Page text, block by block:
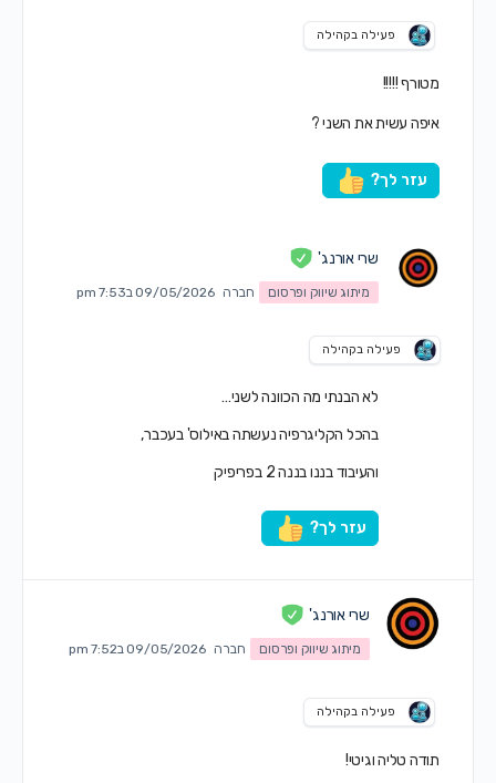
פעילה בקהילה
מטורף !!!!!
איפה עשית את השני ?
עזר לך?
שרי אורנג'
מיתוג שיווק ופרסום חברה 09/05/2026 ב7:53 pm
פעילה בקהילה
לא הבנתי מה הכוונה לשני…
בהכל הקליגרפיה נעשתה באילוס' בעכבר,
והעיבוד בננו בננה 2 בפריפיק
עזר לך?
שרי אורנג'
מיתוג שיווק ופרסום חברה 09/05/2026 ב7:52 pm
פעילה בקהילה
תודה טליה וגיטי!